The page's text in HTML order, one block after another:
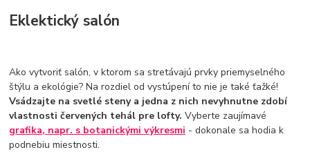
Eklektický salón
Ako vytvoriť salón, v ktorom sa stretávajú prvky priemyselného
štýlu a ekológie? Na rozdiel od vystúpení to nie je také ťažké!
Vsádzajte na svetlé steny a jedna z nich nevyhnutne zdobí
vlastnosti červených tehál pre lofty.Vyberte zaujímavé
grafika, napr. s botanickými výkresmi - dokonale sa hodia k
podnebiu miestnosti.